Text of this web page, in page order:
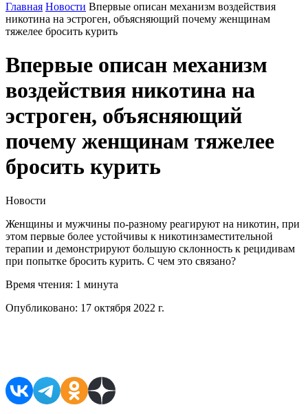
Главная Новости Впервые описан механизм воздействия
никотина на эстроген, объясняющий почему женщинам
тяжелее бросить курить
Впервые описан механизм
воздействия никотина на
эстроген, объясняющий
почему женщинам тяжелее
бросить курить
Новости
Женщины и мужчины по-разному реагируют на никотин, при
этом первые более устойчивы к никотинзаместительной
терапии и демонстрируют большую склонность к рецидивам
при попытке бросить курить. С чем это связано?
Время чтения: 1 минута
Опубликовано: 17 октября 2022 г.